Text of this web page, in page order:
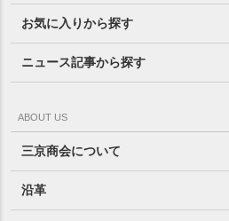
お気に入りから探す
ニュース記事から探す
ABOUT US
三京商会について
沿革